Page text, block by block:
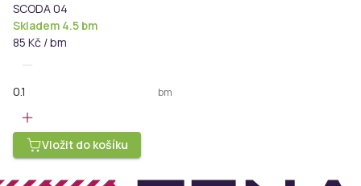
SCODA 04
Skladem 4.5 bm
85 Kč / bm
bm
Vložit do košíku